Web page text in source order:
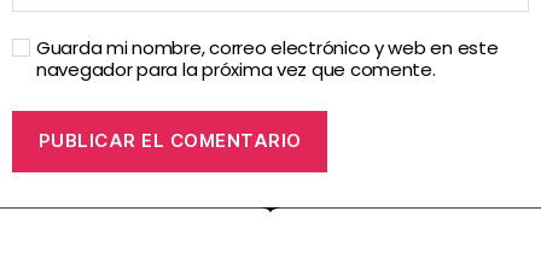
Guarda mi nombre, correo electrónico y web en este
navegador para la próxima vez que comente.